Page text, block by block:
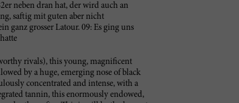
neben dran hat, der wird auch an
saftig mit guten aber nicht
ganz grosser Latour. 09: Es ging uns
rivals), this young, magnificent
by a huge, emerging nose of black
concentrated and intense, with a
tannin, this enormously endowed,